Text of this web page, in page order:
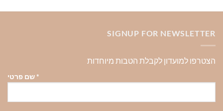
SIGNUP FOR NEWSLETTER
הצטרפו למועדון לקבלת הטבות מיוחדות
*